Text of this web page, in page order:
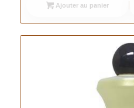
Ajouter au panier